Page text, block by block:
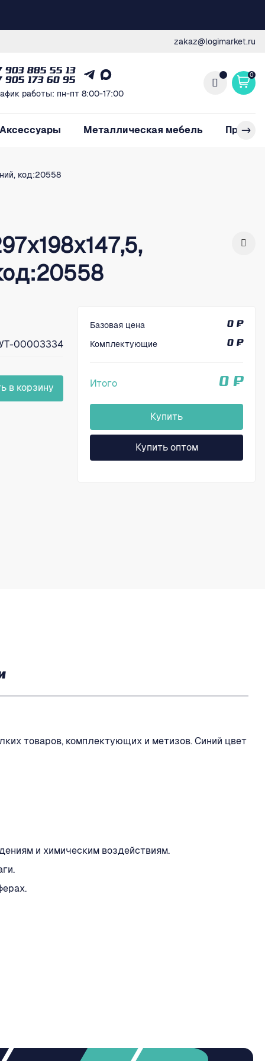
zakaz@logimarket.ru
903 885 55 13
905 173 60 95
работы: пн-пт 8:00-17:00
0
Аксессуары Металлическая мебель
код:20558
00003334
в корзину
Базовая цена
0 ₽
Комплектующие
0 ₽
Итого 0 ₽
Купить
Купить оптом
товаров, комплектующих и метизов. Синий цвет
и химическим воздействиям.